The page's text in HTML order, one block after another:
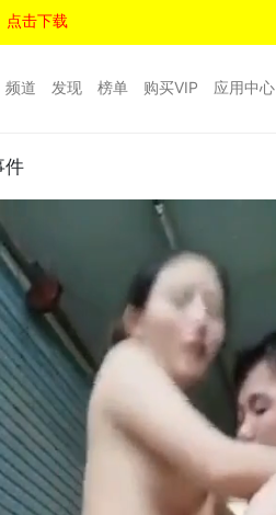
点击下载
频道 发现 榜单 购买VIP 应用中心
件